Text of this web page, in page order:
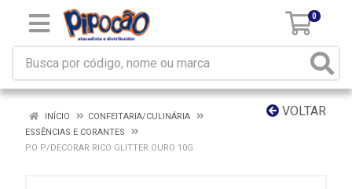
0
VOLTAR
INÍCIO
CONFEITARIA/CULINÁRIA
ESSÊNCIAS E CORANTES
PO P/DECORAR RICO GLITTER OURO 10G